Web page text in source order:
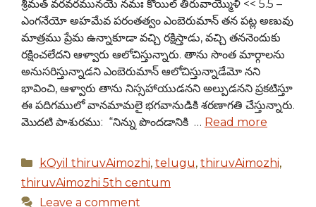
శ్రీమత్ వరవరమునయే నమః కోయిల్ తిరువాయ్మొళి << 5.5 –
ఎంగనేయో అహమేవ పరంతత్వం ఎంబెరుమాన్ తన పట్ల అణువు
మాత్రము ప్రేమ ఉన్నాకూడా వచ్చి రక్షిస్తాడు, వచ్చి తననెందుకు
రక్షించలేదని ఆళ్వారు ఆలోచిస్తున్నారు. తాను సొంత మార్గాలను
అనుసరిస్తున్నాడని ఎంబెరుమాన్ ఆలోచిస్తున్నాడేమో నని
భావించి, ఆళ్వారు తాను నిస్సహాయుడనని అల్పుడనని ప్రకటిస్తూ
ఈ పదిగములో వానమామలై భగవానుడికి శరణాగతి చేస్తున్నారు.
మొదటి పాశురము: “నిన్ను పొందడానికి … Read more
Categories
kOyil thiruvAimozhi, telugu, thiruvAimozhi,
thiruvAimozhi 5th centum
Leave a comment